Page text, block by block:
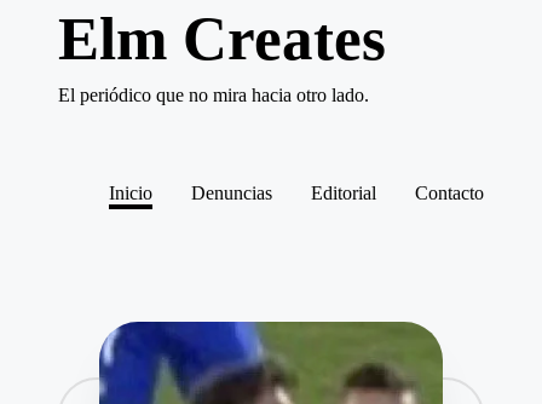
Elm Creates
El periódico que no mira hacia otro lado.
Inicio Denuncias Editorial Contacto